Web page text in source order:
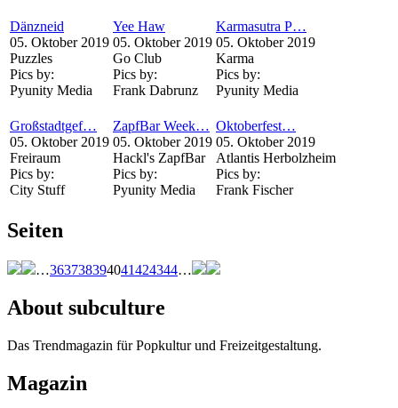
Dänzneid
05. Oktober 2019
Puzzles
Pics by:
Pyunity Media
Yee Haw
05. Oktober 2019
Go Club
Pics by:
Frank Dabrunz
Karmasutra P…
05. Oktober 2019
Karma
Pics by:
Pyunity Media
Großstadtgef…
05. Oktober 2019
Freiraum
Pics by:
City Stuff
ZapfBar Week…
05. Oktober 2019
Hackl's ZapfBar
Pics by:
Pyunity Media
Oktoberfest…
05. Oktober 2019
Atlantis Herbolzheim
Pics by:
Frank Fischer
Seiten
…363738394041424344…
About subculture
Das Trendmagazin für Popkultur und Freizeitgestaltung.
Magazin